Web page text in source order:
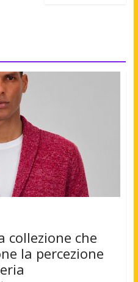
collezione che
la percezione